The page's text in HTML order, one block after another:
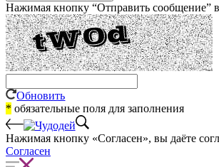
Нажимая кнопку “Отправить сообщение”
Обновить
* обязательные поля для заполнения
Нажимая кнопку «Согласен», вы даёте
Согласен